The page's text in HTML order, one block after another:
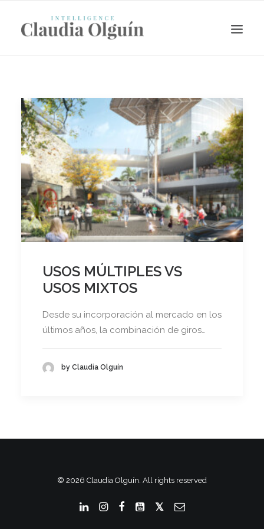
Search
USOS MÚLTIPLES VS
USOS MIXTOS
Desde su incorporación al mercado en los
últimos años, la combinación de giros…
by Claudia Olguín
© 2026 Claudia Olguín. All rights reserved